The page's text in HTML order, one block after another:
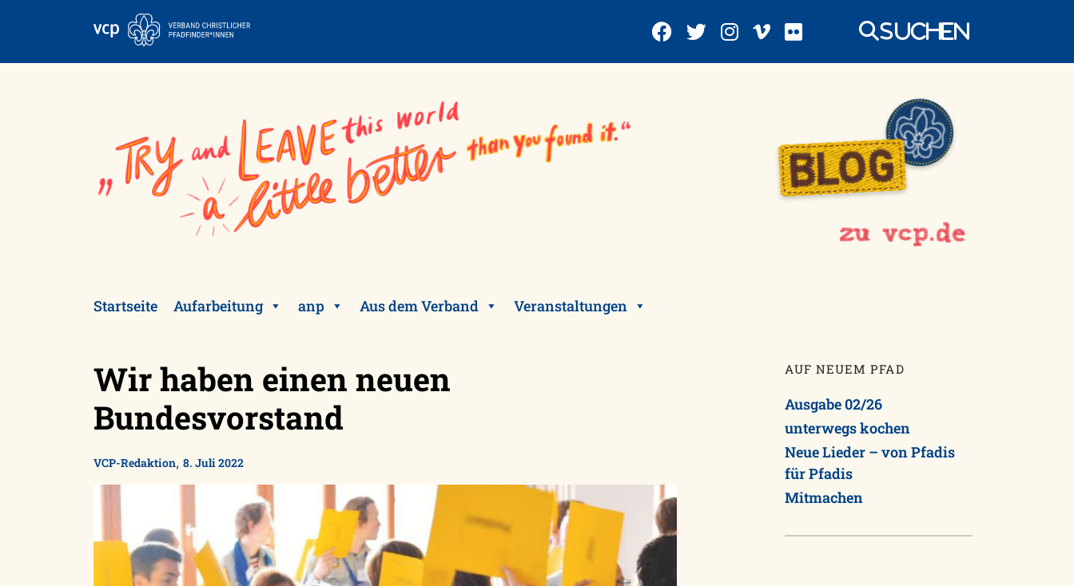
Suchen
Startseite Aufarbeitung anp Aus dem Verband Veranstaltungen
Wir haben einen neuen
Bundesvorstand
VCP-Redaktion, 8. Juli 2022
AUF NEUEM PFAD
Ausgabe 02/26
unterwegs kochen
Neue Lieder – von Pfadis
für Pfadis
Mitmachen